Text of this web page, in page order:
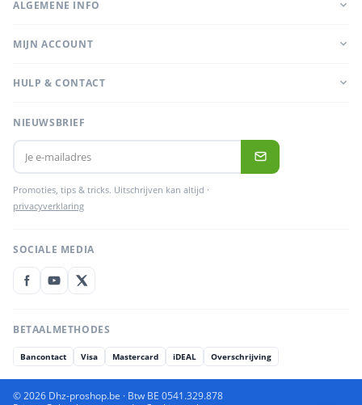
ALGEMENE INFO
MIJN ACCOUNT
HULP & CONTACT
NIEUWSBRIEF
Promoties, tips & tricks. Uitschrijven kan altijd ·
privacyverklaring
SOCIALE MEDIA
BETAALMETHODES
Bancontact Visa Mastercard iDEAL Overschrijving
© 2026 Dhz-proshop.be · Btw BE 0541.329.878